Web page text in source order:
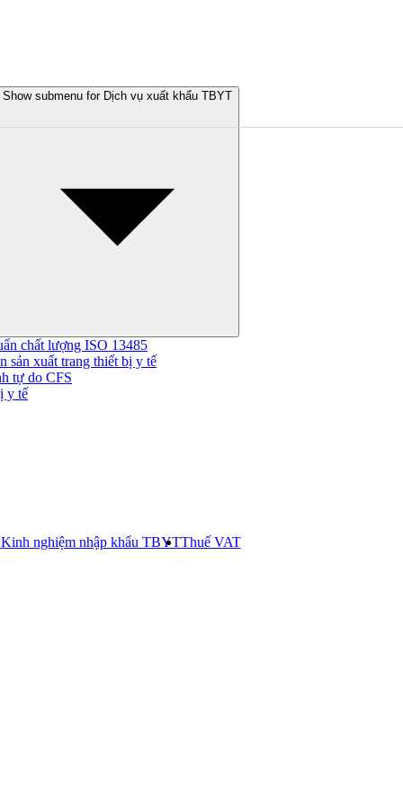
Show submenu for Dịch vụ xuất khẩu TBYT
chất lượng ISO 13485
sản xuất trang thiết bị y tế
tự do CFS
y tế
Kinh nghiệm nhập khẩu TBYTThuế VAT